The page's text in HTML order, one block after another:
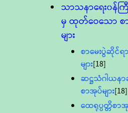
သာသနာရေး၀န်ကြီ
မှ ထုတ်ဝေသော စ
များ
စာမေးပွဲဆိုင်
များ[18]
ဆဋ္ဌသံဂါယန
စာအုပ်များ[18]
ထေရုပ္ပတ္တိစာ